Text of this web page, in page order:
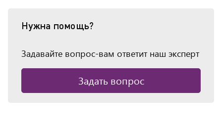
Нужна помощь?
Задавайте вопрос-вам ответит наш эксперт
Задать вопрос